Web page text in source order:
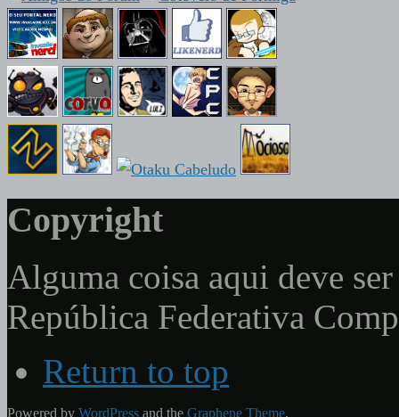
Copyright
Alguma coisa aqui deve
República Federativa
Return to top
Powered by WordPress and the Graphene Theme.